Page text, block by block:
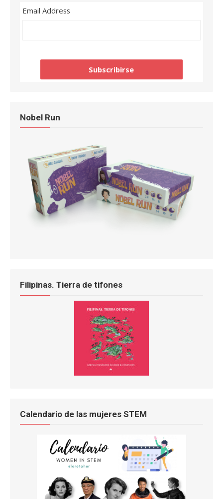
Email Address
Nobel Run
Filipinas. Tierra de tifones
Calendario de las mujeres STEM